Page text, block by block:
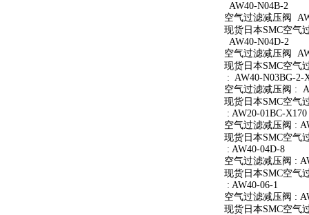
AW40-N04B-2
空气过滤减压阀
现货日本SMC空气
AW40-N04D-2
空气过滤减压阀
现货日本SMC空气
: AW40-N03BG-2-
空气过滤减压阀 :
现货日本SMC空气
: AW20-01BC-X170
空气过滤减压阀 :
现货日本SMC空气
: AW40-04D-8
空气过滤减压阀 :
现货日本SMC空气
: AW40-06-1
空气过滤减压阀 :
现货日本SMC空气